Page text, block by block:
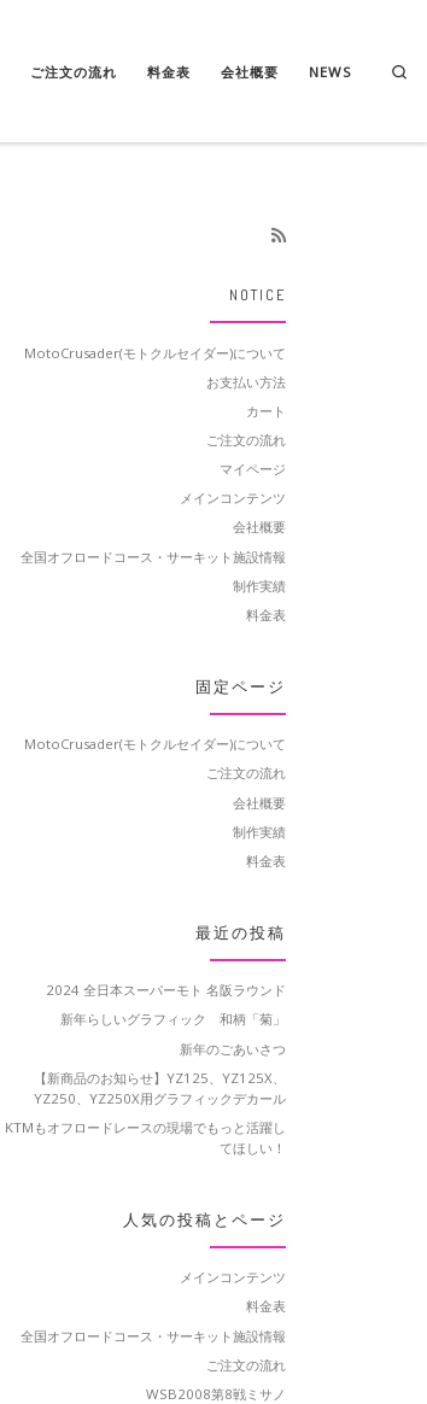
ご注文の流れ 料金表 会社概要 NEWS
NOTICE
MotoCrusader(モトクルセイダー)について
お支払い方法
カート
ご注文の流れ
マイページ
メインコンテンツ
会社概要
全国オフロードコース・サーキット施設情報
制作実績
料金表
固定ページ
MotoCrusader(モトクルセイダー)について
ご注文の流れ
会社概要
制作実績
料金表
最近の投稿
2024 全日本スーパーモト 名阪ラウンド
新年らしいグラフィック 和柄「菊」
新年のごあいさつ
【新商品のお知らせ】YZ125、YZ125X、
YZ250、YZ250X用グラフィックデカール
KTMもオフロードレースの現場でもっと活躍し
てほしい！
人気の投稿とページ
メインコンテンツ
料金表
全国オフロードコース・サーキット施設情報
ご注文の流れ
WSB2008第8戦ミサノ